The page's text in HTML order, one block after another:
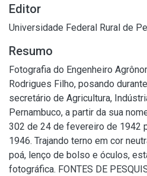
Editor
Universidade Federal Rural de
Resumo
Fotografia do Engenheiro
Rodrigues Filho, posando
secretário de Agricultura,
Pernambuco, a partir da sua
302 de 24 de fevereiro de 1942
1946. Trajando terno em cor
poá, lenço de bolso e óculos,
fotográfica. FONTES DE